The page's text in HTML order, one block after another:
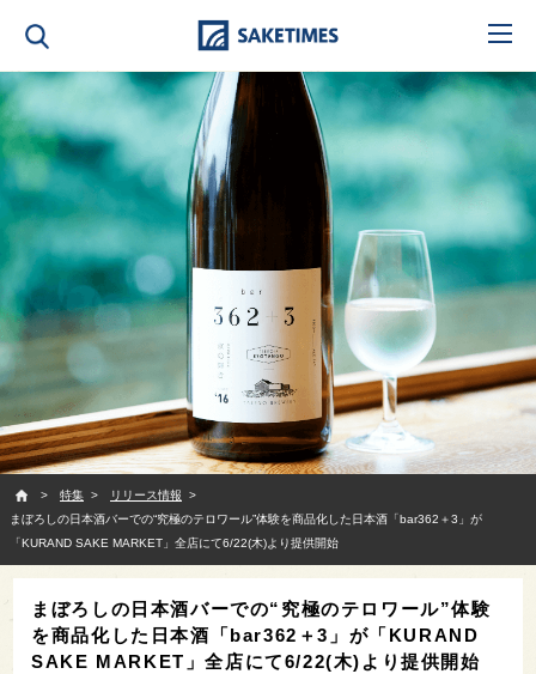
特集
リリース情報
まぼろしの日本酒バーでの“究極のテロワール”体験を商品化した日本酒「bar362＋3」が
「KURAND SAKE MARKET」全店にて6/22(木)より提供開始
まぼろしの日本酒バーでの“究極のテロワール”体験
を商品化した日本酒「bar362＋3」が「KURAND
SAKE MARKET」全店にて6/22(木)より提供開始